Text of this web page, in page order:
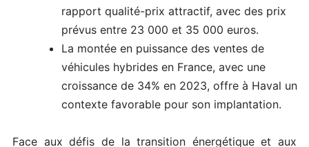
rapport qualité-prix attractif, avec des prix
prévus entre 23 000 et 35 000 euros.
La montée en puissance des ventes de
véhicules hybrides en France, avec une
croissance de 34% en 2023, offre à Haval un
contexte favorable pour son implantation.
Face aux défis de la transition énergétique et aux